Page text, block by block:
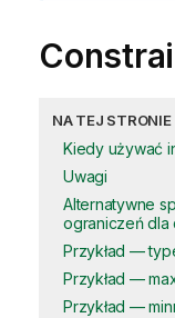
NA TEJ STRONIE
Kiedy używać
Uwagi
Alternatywne
ograniczeń
Przykład —
Przykład —
Przykład —